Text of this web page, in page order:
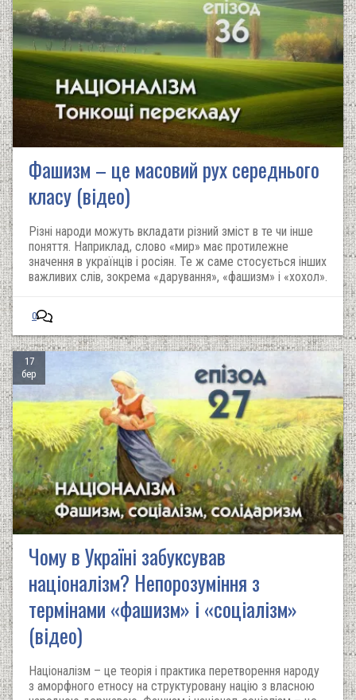
Фашизм – це масовий рух середнього
класу (відео)
Різні народи можуть вкладати різний зміст в те чи інше
поняття. Наприклад, слово «мир» має протилежне
значення в українців і росіян. Те ж саме стосується інших
важливих слів, зокрема «дарування», «фашизм» і «хохол».
0
17
бер
Чому в Україні забуксував
націоналізм? Непорозуміння з
термінами «фашизм» і «соціалізм»
(відео)
Націоналізм – це теорія і практика перетворення народу
з аморфного етносу на структуровану націю з власною